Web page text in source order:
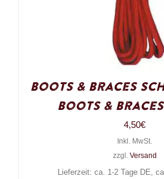
Boots & Braces
Boots & Braces
4,50€
Inkl. MwSt.
zzgl. Versand
Lieferzeit: ca. 1-2 Tage DE,